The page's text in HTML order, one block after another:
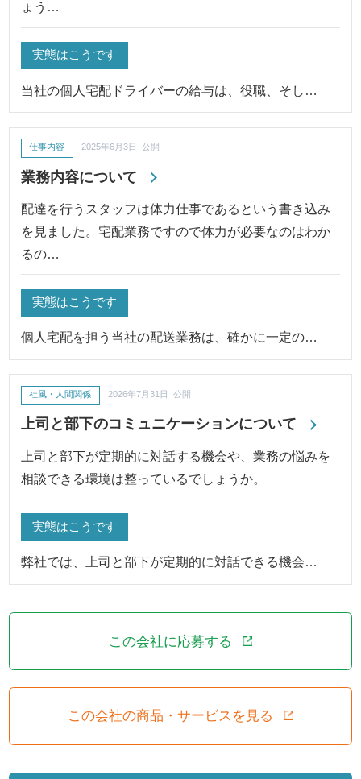
ょう…
実態はこうです
当社の個人宅配ドライバーの給与は、役職、そし…
業務内容について
仕事内容 2025年6月3日 公開
配達を行うスタッフは体力仕事であるという書き込み
を見ました。宅配業務ですので体力が必要なのはわか
るの…
実態はこうです
個人宅配を担う当社の配送業務は、確かに一定の…
上司と部下のコミュニケーションについて
社風・人間関係 2026年7月31日 公開
上司と部下が定期的に対話する機会や、業務の悩みを
相談できる環境は整っているでしょうか。
実態はこうです
弊社では、上司と部下が定期的に対話できる機会…
この会社に応募する
この会社の商品・サービスを見る